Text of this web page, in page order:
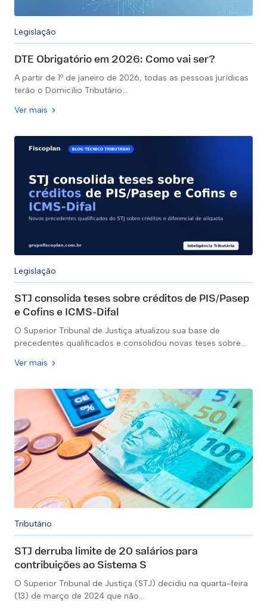
Legislação
DTE Obrigatório em 2026: Como vai ser?
A partir de 1º de janeiro de 2026, todas as pessoas jurídicas
terão o Domicílio Tributário…
Ver mais
Legislação
STJ consolida teses sobre créditos de PIS/Pasep
e Cofins e ICMS-Difal
O Superior Tribunal de Justiça atualizou sua base de
precedentes qualificados e consolidou novas teses sobre…
Ver mais
Tributário
STJ derruba limite de 20 salários para
contribuições ao Sistema S
O Superior Tribunal de Justiça (STJ) decidiu na quarta-feira
(13) de março de 2024 que não…